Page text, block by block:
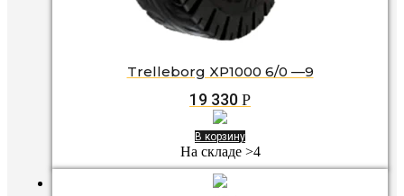
Trelleborg XP1000 6/0 —9
19 330 Р
В корзину
На складе >4